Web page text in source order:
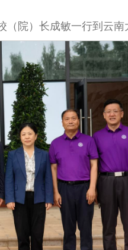
院）长成敏一行到云南